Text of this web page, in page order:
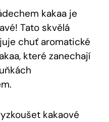
‌kakaa‌ je
Tato skvělá
chuť aromatické
které zanechají
kakaové